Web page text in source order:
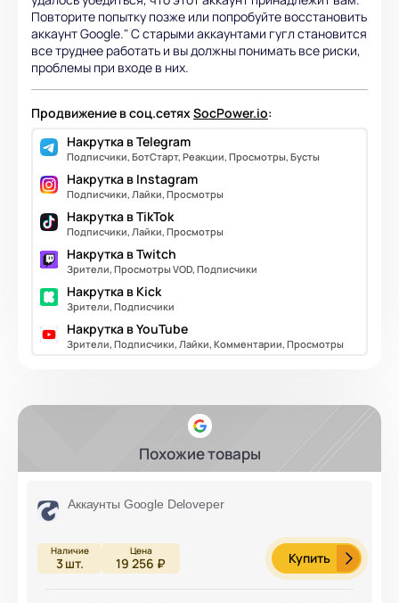
Повторите попытку позже или попробуйте восстановить
аккаунт Google." С старыми аккаунтами гугл становится
все труднее работать и вы должны понимать все риски,
проблемы при входе в них.
Продвижение в соц.сетяхSocPower.io:
Накрутка в Telegram
Подписчики, БотСтарт, Реакции, Просмотры, Бусты
Накрутка в Instagram
Подписчики, Лайки, Просмотры
Накрутка в TikTok
Подписчики, Лайки, Просмотры
Накрутка в Twitch
Зрители, Просмотры VOD, Подписчики
Накрутка в Kick
Зрители, Подписчики
Накрутка в YouTube
Зрители, Подписчики, Лайки, Комментарии, Просмотры
Похожие товары
Аккаунты Google Deloveper
3шт. 19 256 ₽ Купить